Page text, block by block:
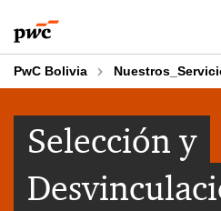
to
content
to
footer
PwC Bolivia
Selección y